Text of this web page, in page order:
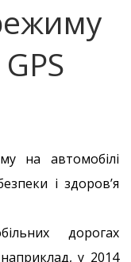
на автомобілі
і здоров’я
дорогах
у 2014